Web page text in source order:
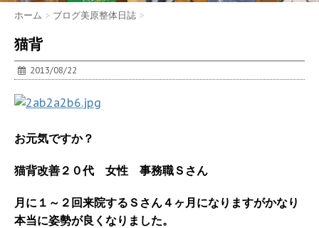
ホーム > ブログ美原整体日誌 >
猫背
2013/08/22
お元気ですか？
猫背改善２０代 女性 事務職Ｓさん
月に１～２回来院するＳさん４ヶ月になりますがかなり
本当に姿勢が良くなりました。